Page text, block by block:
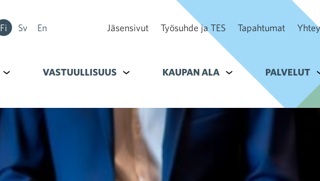
Fi Sv En Jäsensivut Työsuhde ja TES Tapahtumat
Alavalikko kohteelle Tavoitteet
VASTUULLISUUS Alavalikko kohteelle Vastuullisuus
KAUPAN ALA Alavalikko kohteelle
PALVELUT